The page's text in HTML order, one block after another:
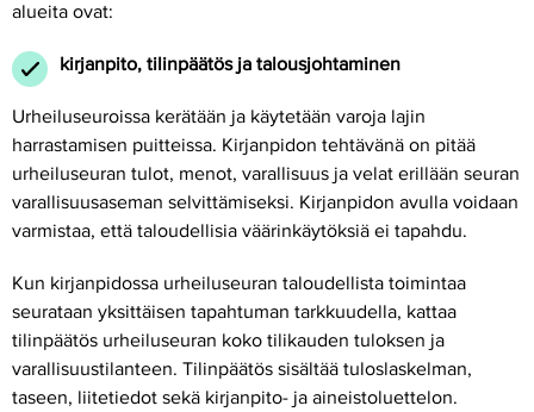
alueita ovat:
kirjanpito, tilinpäätös ja talousjohtaminen
Urheiluseuroissa kerätään ja käytetään varoja lajin
harrastamisen puitteissa. Kirjanpidon tehtävänä on pitää
urheiluseuran tulot, menot, varallisuus ja velat erillään seuran
varallisuusaseman selvittämiseksi. Kirjanpidon avulla voidaan
varmistaa, että taloudellisia väärinkäytöksiä ei tapahdu.
Kun kirjanpidossa urheiluseuran taloudellista toimintaa
seurataan yksittäisen tapahtuman tarkkuudella, kattaa
tilinpäätös urheiluseuran koko tilikauden tuloksen ja
varallisuustilanteen. Tilinpäätös sisältää tuloslaskelman,
taseen, liitetiedot sekä kirjanpito- ja aineistoluettelon.